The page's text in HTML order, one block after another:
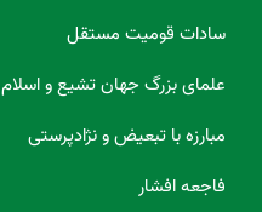
سادات قومیت مستقل
علمای بزرگ جهان تشیع و اسلام
مبارزه با تبعیض و نژادپرستی
فاجعه افشار